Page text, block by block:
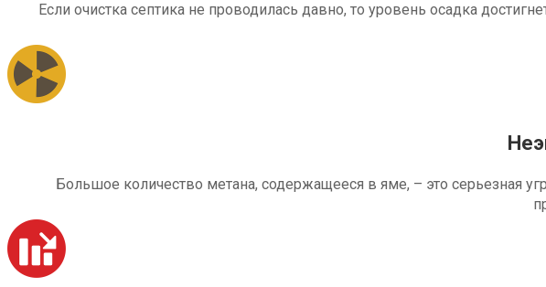
Если очистка септика не проводилась давно, то уровень осадка
Большое количество метана, содержащееся в яме, – это серьезная